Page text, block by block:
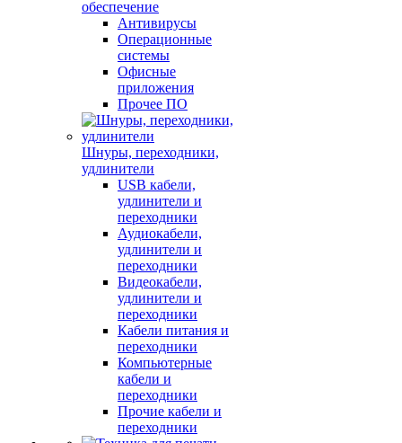
обеспечение
Антивирусы
Операционные
системы
Офисные
приложения
Прочее ПО
Шнуры, переходники,
удлинители
USB кабели,
удлинители и
переходники
Аудиокабели,
удлинители и
переходники
Видеокабели,
удлинители и
переходники
Кабели питания и
переходники
Компьютерные
кабели и
переходники
Прочие кабели и
переходники